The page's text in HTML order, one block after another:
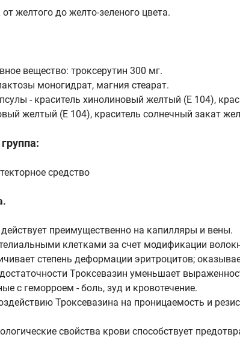
желтого до желто-зеленого цвета.
вещество: троксерутин 300 мг.
моногидрат, магния стеарат.
- краситель хинолиновый желтый (Е 104),
желтый (Е 104), краситель солнечный закат
средство
преимущественно на капилляры и вены.
клетками за счет модификации
степень деформации эритроцитов;
Троксевазин уменьшает
с геморроем - боль, зуд и кровотечение.
Троксевазина на проницаемость и
свойства крови способствует